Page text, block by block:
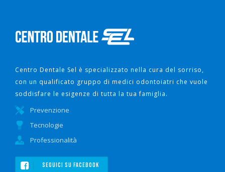
Centro Dentale Sel è specializzato nella cura del sorriso,
con un qualificato gruppo di medici odontoiatri che vuole
soddisfare le esigenze di tutta la tua famiglia.
Prevenzione
Tecnologie
Professionalità
SEGUICI SU FACEBOOK